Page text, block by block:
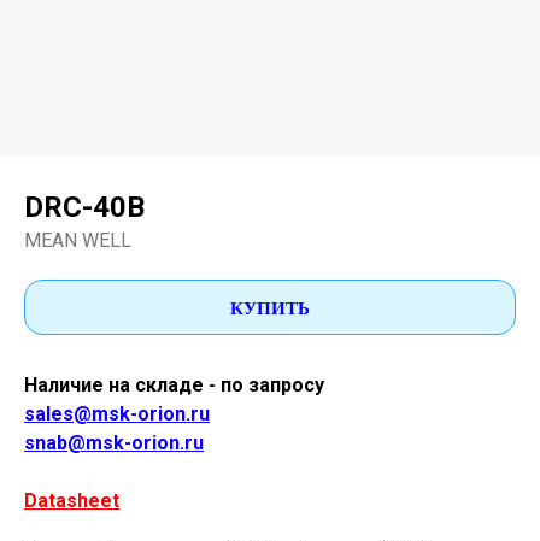
DRC-40B
MEAN WELL
КУПИТЬ
Наличие на складе - по запросу
sales@msk-orion.ru
snab@msk-orion.ru
Datasheet